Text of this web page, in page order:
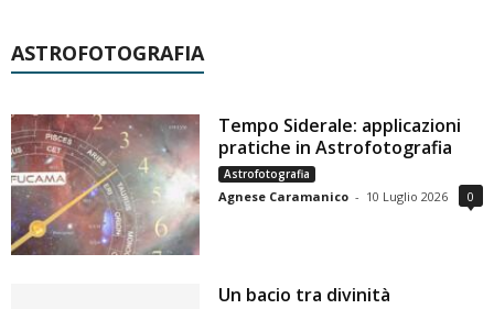
ASTROFOTOGRAFIA
Tempo Siderale: applicazioni
pratiche in Astrofotografia
Astrofotografia
Agnese Caramanico - 10 Luglio 2026 0
Un bacio tra divinità